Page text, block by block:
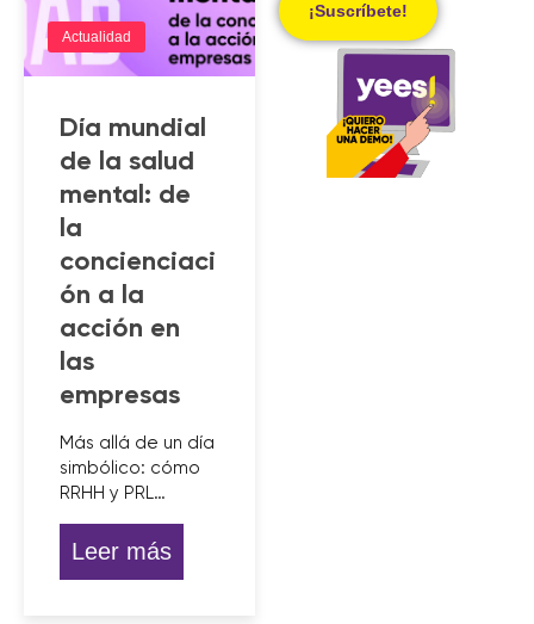
Actualidad
Día mundial
de la salud
mental: de
la
concienciaci
ón a la
acción en
las
empresas
Más allá de un día
simbólico: cómo
RRHH y PRL…
Leer más
¡Suscríbete!